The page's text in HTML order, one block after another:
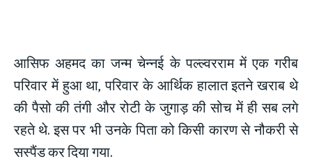
आसिफ अहमद का जन्म चेन्नई के पल्ल्वरराम में एक गरीब
परिवार में हुआ था, परिवार के आर्थिक हालात इतने खराब थे
की पैसो की तंगी और रोटी के जुगाड़ की सोच में ही सब लगे
रहते थे. इस पर भी उनके पिता को किसी कारण से नौकरी से
सस्पैंड कर दिया गया.